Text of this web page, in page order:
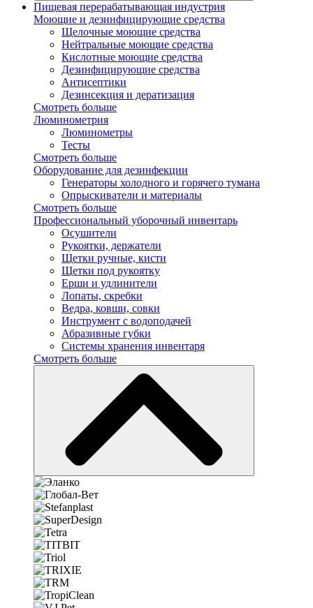
Пищевая перерабатывающая индустрия
Моющие и дезинфицирующие средства
Щелочные моющие средства
Нейтральные моющие средства
Кислотные моющие средства
Дезинфицирующие средства
Антисептики
Дезинсекция и дератизация
Смотреть больше
Люминометрия
Люминометры
Тесты
Смотреть больше
Оборудование для дезинфекции
Генераторы холодного и горячего тумана
Опрыскиватели и материалы
Смотреть больше
Профессиональный уборочный инвентарь
Осушители
Рукоятки, держатели
Щетки ручные, кисти
Щетки под рукоятку
Ерши и удлинители
Лопаты, скребки
Ведра, ковши, совки
Инструмент с водоподачей
Абразивные губки
Системы хранения инвентаря
Смотреть больше